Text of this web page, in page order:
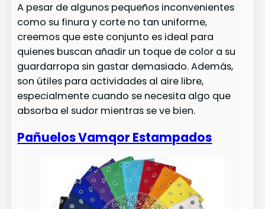
A pesar de algunos pequeños inconvenientes
como su finura y corte no tan uniforme,
creemos que este conjunto es ideal para
quienes buscan añadir un toque de color a su
guardarropa sin gastar demasiado. Además,
son útiles para actividades al aire libre,
especialmente cuando se necesita algo que
absorba el sudor mientras se ve bien.
Pañuelos Vamqor Estampados